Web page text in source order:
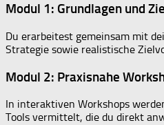
Modul 1: Grundlagen und
Du erarbeitest gemeinsam mit
Strategie sowie realistische
Modul 2: Praxisnahe
In interaktiven Workshops
Tools vermittelt, die du direkt